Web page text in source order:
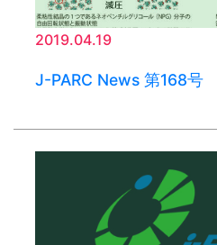
2019.04.19
J-PARC News 第168号